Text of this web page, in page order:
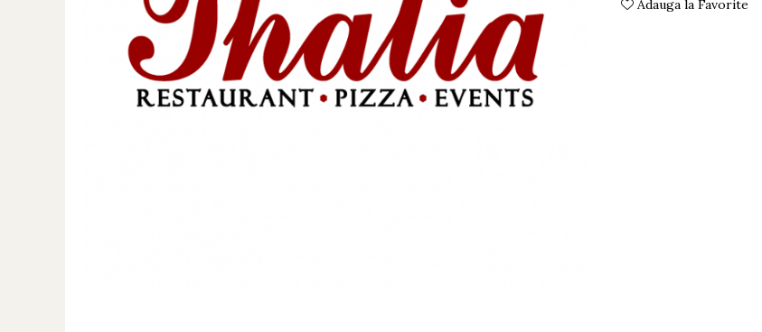
Preparate din vita
Preparate din peste
Adauga la Favorite